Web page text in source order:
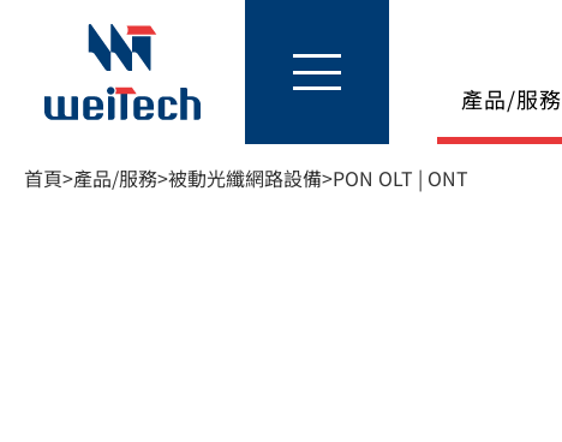
產品/服務
首頁>產品/服務>被動光纖網路設備>PON OLT | ONT